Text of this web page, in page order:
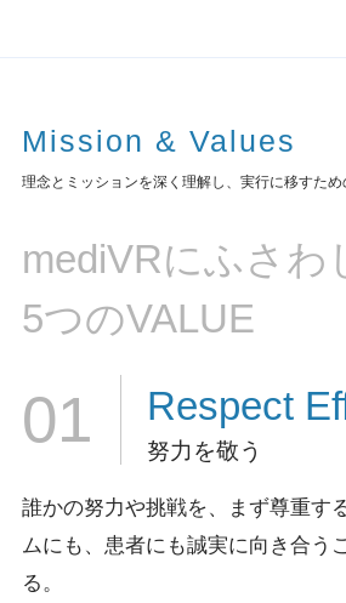
Mission & Values
理念とミッションを深く理解し、実行に移すた
mediVRにふさわ
5つのVALUE
01 Respect
努力を敬う
誰かの努力や挑戦を、まず尊重する
ムにも、患者にも誠実に向き合う
る。